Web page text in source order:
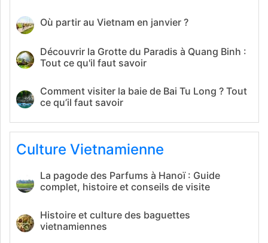
Où partir au Vietnam en janvier ?
Découvrir la Grotte du Paradis à Quang Binh :
Tout ce qu'il faut savoir
Comment visiter la baie de Bai Tu Long ? Tout
ce qu’il faut savoir
Culture Vietnamienne
La pagode des Parfums à Hanoï : Guide
complet, histoire et conseils de visite
Histoire et culture des baguettes
vietnamiennes